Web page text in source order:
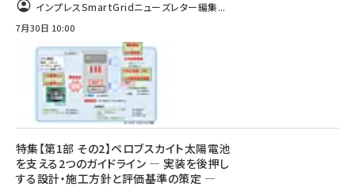
インプレスSmartGridニューズレター編集...
7月30日 10:00
特集【第1部 その2】ペロブスカイト太陽電池
を支える2つのガイドライン ― 実装を後押し
する設計・施工方針と評価基準の策定 ―